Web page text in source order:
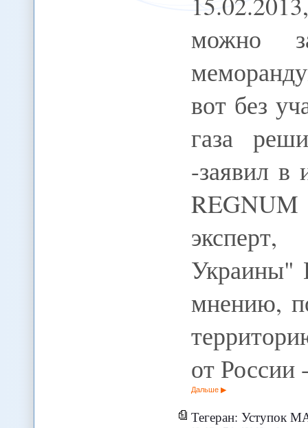
можно
вот без
газа
-заявил в
Украины"
мнению,
от
Дальше
Тегеран: Уступок